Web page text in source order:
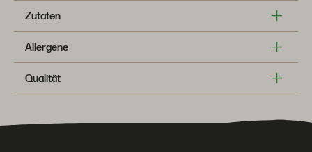
Zutaten
Allergene
Qualität